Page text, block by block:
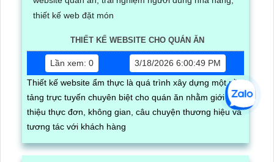
THIẾT KẾ WEBSITE CHO QUÁN ĂN
Lần xem: 0
3/18/2026 6:00:49 PM
Thiết kế website ẩm thực là quá trình xây dựng một nền
tảng trực tuyến chuyên biệt cho quán ăn nhằm giới
thiệu thực đơn, không gian, câu chuyện thương hiệu và
tương tác với khách hàng